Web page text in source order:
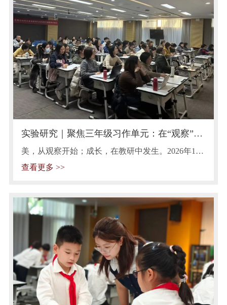
研讨课。全体班主任及课题组成员共同参与了本次
观课与研讨。 梯度设计让自律有“序”可循
实验研究｜聚焦三年级习作单元：在“观察”中
寻美，于教研里共成长
美，从观察开始；成长，在教研中发生。2026年1月
7日，苏州市实验小学如期开展了语文教研活动，老
师们齐聚一堂，共同研讨作文的有效教学方法。此
导学生体会作者如何留心观察事物，并学习仔细观
察，将观察所得记录下来。 活动开展前，老师们先
对学生的学情进行了摸排，
查看更多 >>